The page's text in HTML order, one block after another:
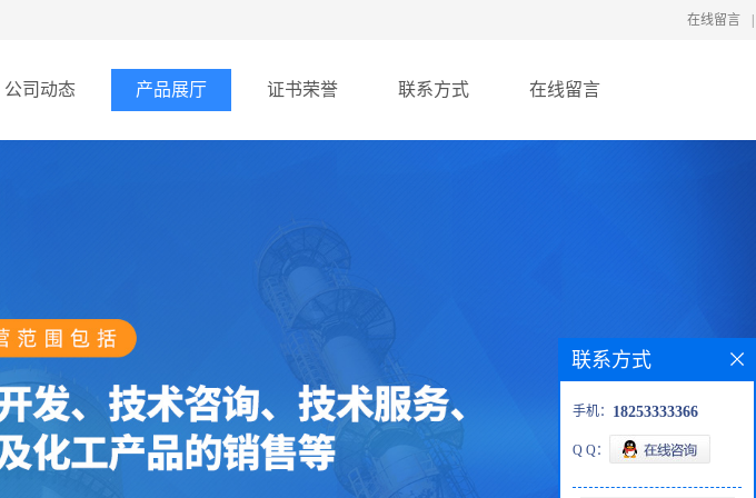
在线留言
公司动态 产品展厅 证书荣誉 联系方式 在线留言
联系方式
手机： 18253333366
Q Q：